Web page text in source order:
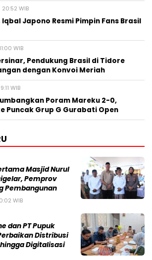
WIB
Japono Resmi Pimpin Fans Brasil
WIB
Pendukung Brasil di Tidore
dengan Konvoi Meriah
WIB
Poram Mareku 2-0,
Puncak Grup G Gurabati Open
Masjid Nurul
Pemprov
Pembangunan
WIB
dan PT Pupuk
Distribusi
Digitalisasi